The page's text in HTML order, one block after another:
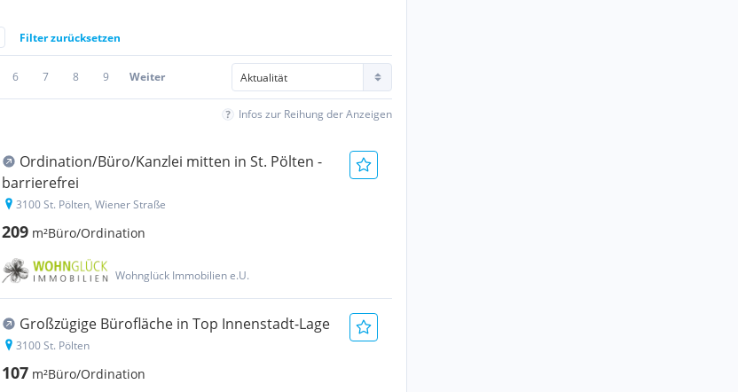
Filter zurücksetzen
6 7 8 9 Weiter
Infos zur Reihung der Anzeigen
Ordination/Büro/Kanzlei mitten in St. Pölten -
barrierefrei
3100 St. Pölten, Wiener Straße
209 m²Büro/Ordination
Wohnglück Immobilien e.U.
Großzügige Bürofläche in Top Innenstadt-Lage
3100 St. Pölten
107 m²Büro/Ordination